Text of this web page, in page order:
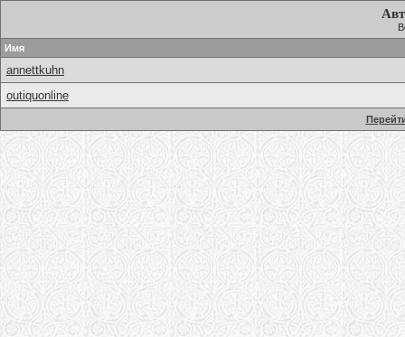
Имя
annettkuhn
outiquonline